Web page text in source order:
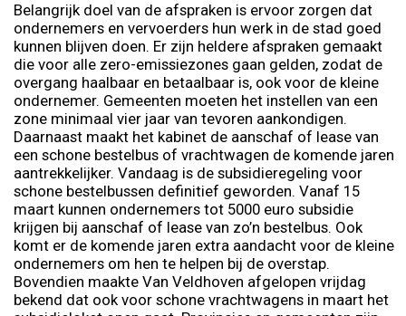
Belangrijk doel van de afspraken is ervoor zorgen dat
ondernemers en vervoerders hun werk in de stad goed
kunnen blijven doen. Er zijn heldere afspraken gemaakt
die voor alle zero-emissiezones gaan gelden, zodat de
overgang haalbaar en betaalbaar is, ook voor de kleine
ondernemer. Gemeenten moeten het instellen van een
zone minimaal vier jaar van tevoren aankondigen.
Daarnaast maakt het kabinet de aanschaf of lease van
een schone bestelbus of vrachtwagen de komende jaren
aantrekkelijker. Vandaag is de subsidieregeling voor
schone bestelbussen definitief geworden. Vanaf 15
maart kunnen ondernemers tot 5000 euro subsidie
krijgen bij aanschaf of lease van zo’n bestelbus. Ook
komt er de komende jaren extra aandacht voor de kleine
ondernemers om hen te helpen bij de overstap.
Bovendien maakte Van Veldhoven afgelopen vrijdag
bekend dat ook voor schone vrachtwagens in maart het